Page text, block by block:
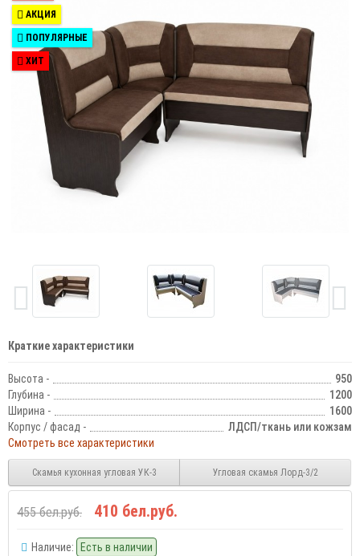
АКЦИЯ
ПОПУЛЯРНЫЕ
ХИТ
Краткие характеристики
Высота -
950
Глубина -
1200
Ширина -
1600
Корпус / фасад -
ЛДСП/ткань или кожзам
Смотреть все характеристики
Скамья кухонная угловая УК-3 Угловая скамья Лорд-3/2
455 бел.руб. 410 бел.руб.
Наличие: Есть в наличии